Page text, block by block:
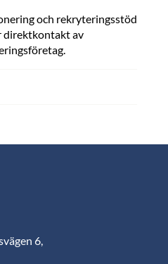
och rekryteringsstöd
direktkontakt av
6,